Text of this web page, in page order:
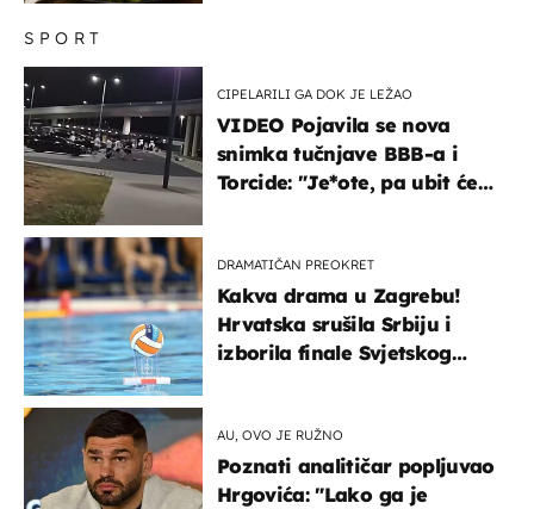
SPORT
CIPELARILI GA DOK JE LEŽAO
VIDEO Pojavila se nova
snimka tučnjave BBB-a i
Torcide: "Je*ote, pa ubit će
DRAMATIČAN PREOKRET
Kakva drama u Zagrebu!
Hrvatska srušila Srbiju i
izborila finale Svjetskog
AU, OVO JE RUŽNO
Poznati analitičar popljuvao
Hrgovića: "Lako ga je